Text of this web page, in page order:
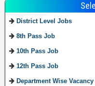
District Level Jobs
8th Pass Job
10th Pass Job
12th Pass Job
Department Wise Vacancy